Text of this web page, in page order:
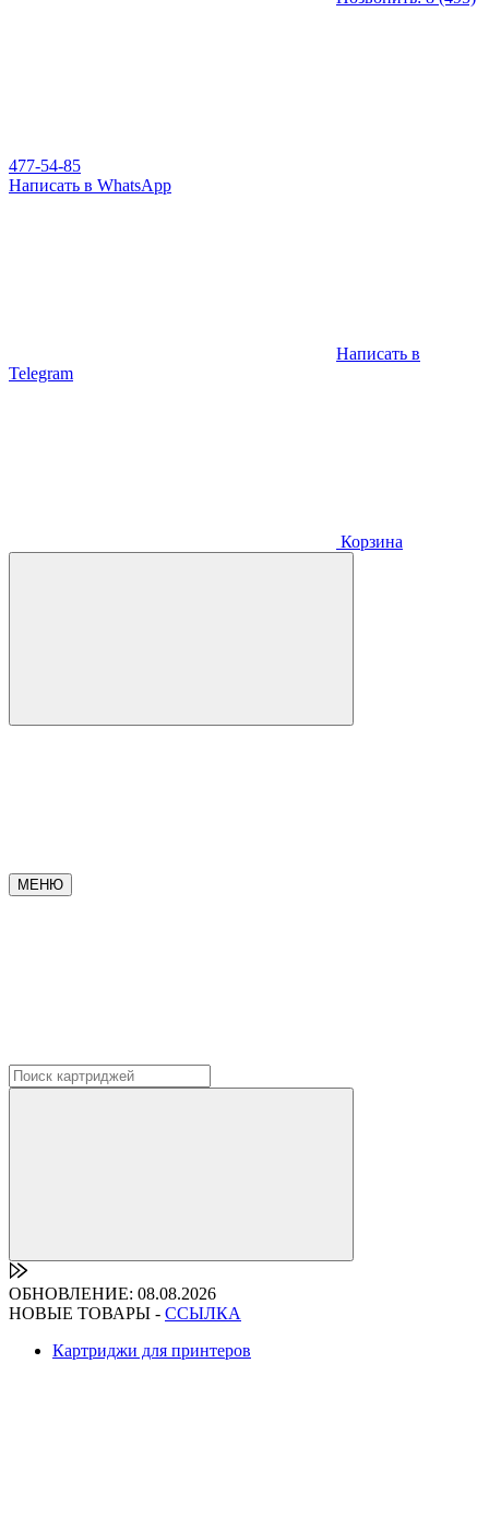
477-54-85
Написать в WhatsApp
Написать в
Telegram
Корзина
МЕНЮ
ОБНОВЛЕНИЕ: 08.08.2026
НОВЫЕ ТОВАРЫ - ССЫЛКА
Картриджи для принтеров